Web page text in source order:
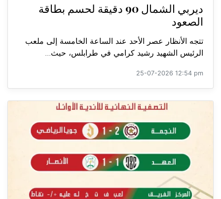
ديربي الشمال 90 دقيقة لحسم بطاقة
الصعود
تتجه الأنظار عصر الأحد عند الساعة الخامسة إلى ملعب
الرئيس الشهيد رشيد كرامي في طرابلس، حيث...
25-07-2026 12:54 pm